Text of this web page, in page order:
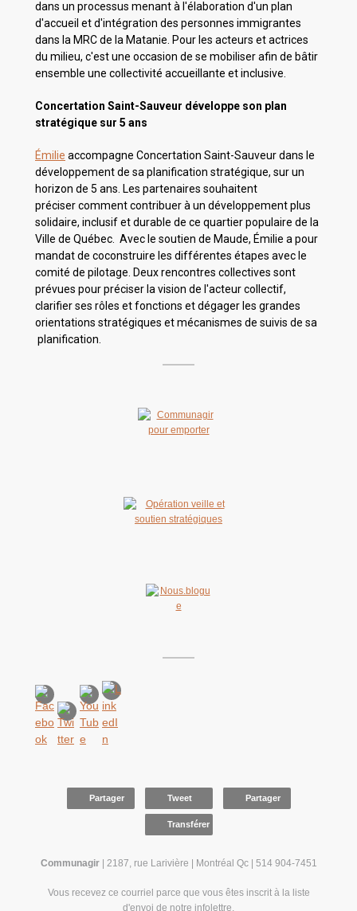
dans un processus menant à l'élaboration d'un plan
d'accueil et d'intégration des personnes immigrantes
dans la MRC de la Matanie. Pour les acteurs et actrices
du milieu, c'est une occasion de se mobiliser afin de bâtir
ensemble une collectivité accueillante et inclusive.
Concertation Saint-Sauveur développe son plan
stratégique sur 5 ans
Émilie accompagne Concertation Saint-Sauveur dans le
développement de sa planification stratégique, sur un
horizon de 5 ans. Les partenaires souhaitent
préciser comment contribuer à un développement plus
solidaire, inclusif et durable de ce quartier populaire de la
Ville de Québec. Avec le soutien de Maude, Émilie a pour
mandat de coconstruire les différentes étapes avec le
comité de pilotage. Deux rencontres collectives sont
prévues pour préciser la vision de l'acteur collectif,
clarifier ses rôles et fonctions et dégager les grandes
orientations stratégiques et mécanismes de suivis de sa
planification.
Partager Tweet Partager
Transférer
Communagir | 2187, rue Larivière | Montréal Qc | 514 904-7451
Vous recevez ce courriel parce que vous êtes inscrit à la liste
d'envoi de notre infolettre.